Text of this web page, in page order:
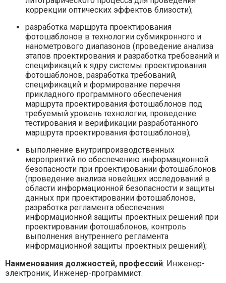
коррекции оптических эффектов близости);
разработка маршрута проектирования
фотошаблонов в технологии субмикронного и
нанометрового диапазонов (проведение анализа
этапов проектирования и разработка требований и
спецификаций к ядру системы проектирования
фотошаблонов, разработка требований,
спецификаций и формирование перечня
прикладного программного обеспечения
маршрута проектирования фотошаблонов под
требуемый уровень технологии, проведение
тестирования и верификации разработанного
маршрута проектирования фотошаблонов);
выполнение внутрипроизводственных
мероприятий по обеспечению информационной
безопасности при проектировании фотошаблонов
(проведение анализа новейших исследований в
области информационной безопасности и защиты
данных при проектировании фотошаблонов,
разработка регламента обеспечения
информационной защиты проектных решений при
проектировании фотошаблонов, контроль
выполнения внутреннего регламента
информационной защиты проектных решений);
Наименования должностей, профессий: Инженер-
электроник, Инженер-программист.